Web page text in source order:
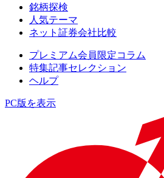
銘柄探検
人気テーマ
ネット証券会社比較
プレミアム会員限定コラム
特集記事セレクション
ヘルプ
PC版を表示